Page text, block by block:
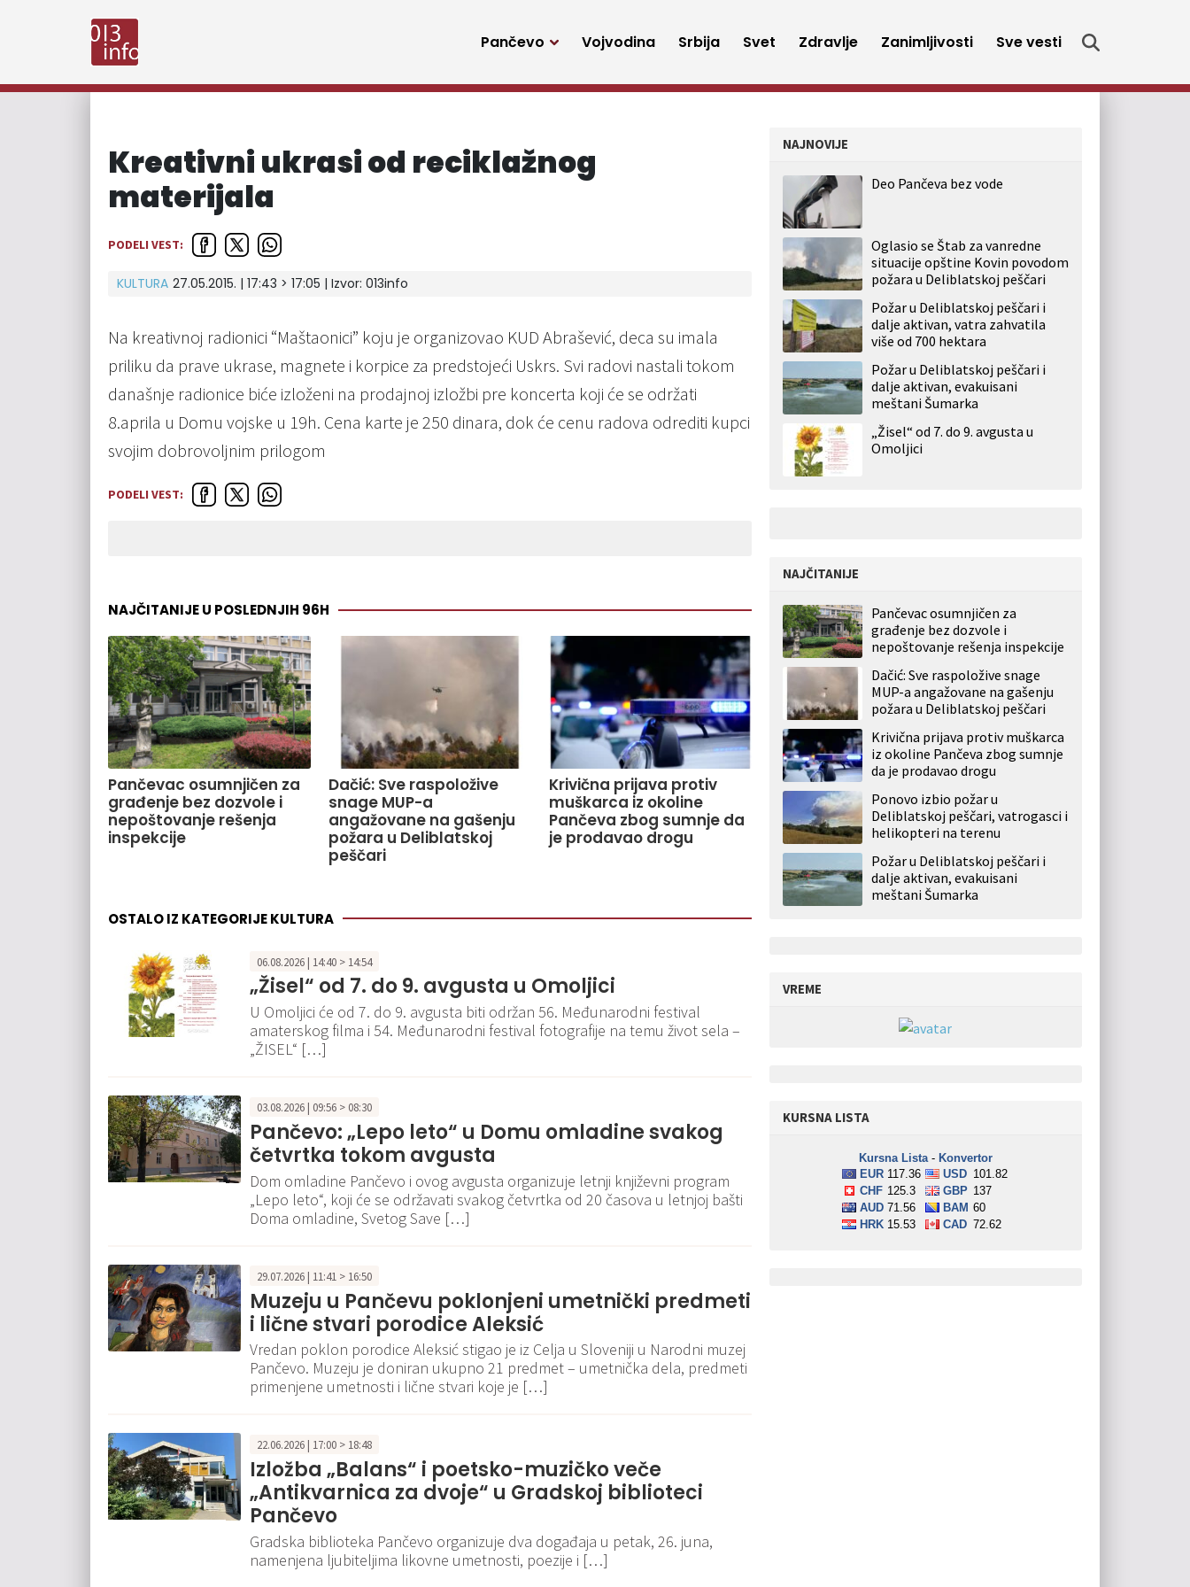
Pančevo Vojvodina Srbija Svet Zdravlje Zanimljivosti Sve vesti
Kreativni ukrasi od reciklažnog
materijala
PODELI VEST:
KULTURA 27.05.2015. | 17:43 > 17:05 | Izvor: 013info
Na kreativnoj radionici “Maštaonici” koju je organizovao KUD Abrašević, deca su imala
priliku da prave ukrase, magnete i korpice za predstojeći Uskrs. Svi radovi nastali tokom
današnje radionice biće izloženi na prodajnoj izložbi pre koncerta koji će se održati
8.aprila u Domu vojske u 19h. Cena karte je 250 dinara, dok će cenu radova odrediti kupci
svojim dobrovoljnim prilogom
PODELI VEST:
NAJČITANIJE U POSLEDNJIH 96H
Pančevac osumnjičen za
građenje bez dozvole i
nepoštovanje rešenja
inspekcije
Dačić: Sve raspoložive
snage MUP-a
angažovane na gašenju
požara u Deliblatskoj
peščari
Krivična prijava protiv
muškarca iz okoline
Pančeva zbog sumnje da
je prodavao drogu
OSTALO IZ KATEGORIJE KULTURA
06.08.2026 | 14:40 > 14:54
„Žisel“ od 7. do 9. avgusta u Omoljici
U Omoljici će od 7. do 9. avgusta biti održan 56. Međunarodni festival
amaterskog filma i 54. Međunarodni festival fotografije na temu život sela –
„ŽISEL“ […]
03.08.2026 | 09:56 > 08:30
Pančevo: „Lepo leto“ u Domu omladine svakog
četvrtka tokom avgusta
Dom omladine Pančevo i ovog avgusta organizuje letnji književni program
„Lepo leto“, koji će se održavati svakog četvrtka od 20 časova u letnjoj bašti
Doma omladine, Svetog Save […]
29.07.2026 | 11:41 > 16:50
Muzeju u Pančevu poklonjeni umetnički predmeti
i lične stvari porodice Aleksić
Vredan poklon porodice Aleksić stigao je iz Celja u Sloveniji u Narodni muzej
Pančevo. Muzeju je doniran ukupno 21 predmet – umetnička dela, predmeti
primenjene umetnosti i lične stvari koje je […]
22.06.2026 | 17:00 > 18:48
Izložba „Balans“ i poetsko-muzičko veče
„Antikvarnica za dvoje“ u Gradskoj biblioteci
Pančevo
Gradska biblioteka Pančevo organizuje dva događaja u petak, 26. juna,
namenjena ljubiteljima likovne umetnosti, poezije i […]
NAJNOVIJE
Deo Pančeva bez vode
Oglasio se Štab za vanredne
situacije opštine Kovin povodom
požara u Deliblatskoj peščari
Požar u Deliblatskoj peščari i
dalje aktivan, vatra zahvatila
više od 700 hektara
Požar u Deliblatskoj peščari i
dalje aktivan, evakuisani
meštani Šumarka
„Žisel“ od 7. do 9. avgusta u
Omoljici
NAJČITANIJE
Pančevac osumnjičen za
građenje bez dozvole i
nepoštovanje rešenja inspekcije
Dačić: Sve raspoložive snage
MUP-a angažovane na gašenju
požara u Deliblatskoj peščari
Krivična prijava protiv muškarca
iz okoline Pančeva zbog sumnje
da je prodavao drogu
Ponovo izbio požar u
Deliblatskoj peščari, vatrogasci i
helikopteri na terenu
Požar u Deliblatskoj peščari i
dalje aktivan, evakuisani
meštani Šumarka
VREME
KURSNA LISTA